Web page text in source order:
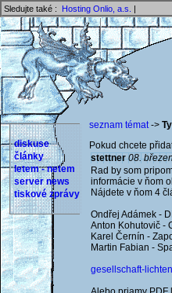
Sledujte také : Hosting Onlio, a.s. |
diskuse
články
letem - netem
server news
tiskové zprávy
seznam témat->
Pokud chcete
stettner 08.
Rad by som
informácie v ňom
Nájdete v ňom 4
Ondřej Adámek -
Anton Kohutovič -
Karel Černín -
Martin Fabian -
gesellschaft-